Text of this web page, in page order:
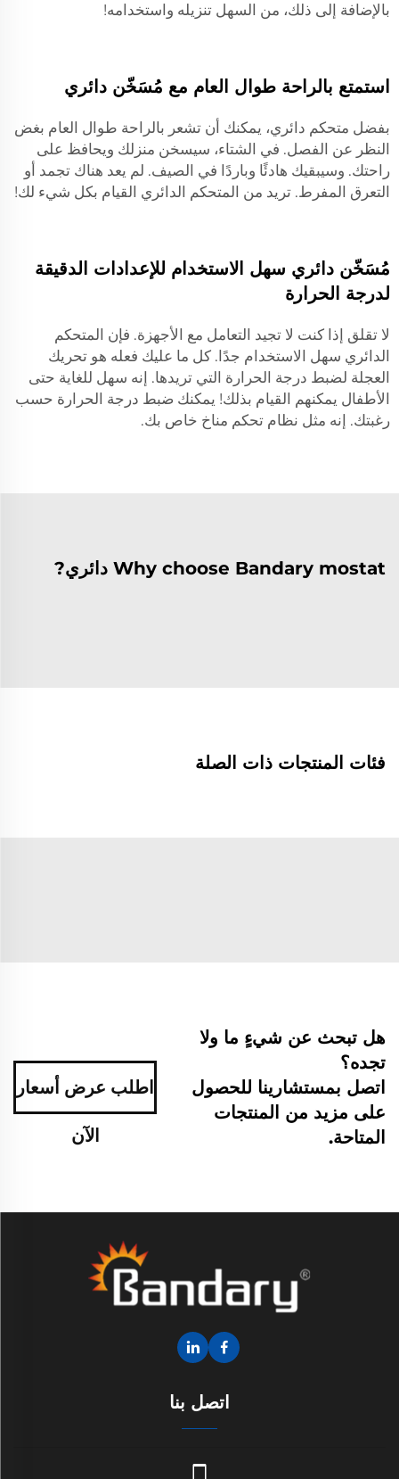
بالإضافة إلى ذلك، من السهل تنزيله واستخدامه!
استمتع بالراحة طوال العام مع مُسَخّن دائري
بفضل متحكم دائري، يمكنك أن تشعر بالراحة طوال العام بغض
النظر عن الفصل. في الشتاء، سيسخن منزلك ويحافظ على
راحتك. وسيبقيك هادئًا وباردًا في الصيف. لم يعد هناك تجمد أو
التعرق المفرط. تريد من المتحكم الدائري القيام بكل شيء لك!
مُسَخّن دائري سهل الاستخدام للإعدادات الدقيقة
لدرجة الحرارة
لا تقلق إذا كنت لا تجيد التعامل مع الأجهزة. فإن المتحكم
الدائري سهل الاستخدام جدًا. كل ما عليك فعله هو تحريك
العجلة لضبط درجة الحرارة التي تريدها. إنه سهل للغاية حتى
الأطفال يمكنهم القيام بذلك! يمكنك ضبط درجة الحرارة حسب
رغبتك. إنه مثل نظام تحكم مناخ خاص بك.
Why choose Bandary mostat دائري?
فئات المنتجات ذات الصلة
هل تبحث عن شيءٍ ما ولا
تجده؟
اتصل بمستشارينا للحصول
على مزيد من المنتجات
المتاحة.
اطلب عرض أسعار
الآن
اتصل بنا